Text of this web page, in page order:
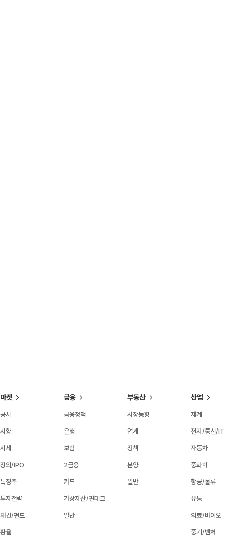
마켓
공시
시황
시세
장외/IPO
특징주
투자전략
채권/펀드
환율
금융
금융정책
은행
보험
2금융
카드
가상자산/핀테크
일반
부동산
시장동향
업계
정책
분양
일반
산업
재계
전자/통신/IT
자동차
중화학
항공/물류
유통
의료/바이오
중기/벤처